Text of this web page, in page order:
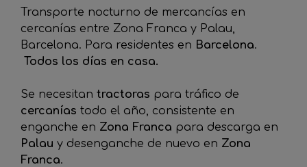
Transporte nocturno de mercancías en
cercanías entre Zona Franca y Palau,
Barcelona. Para residentes en Barcelona.
Todos los días en casa.
Se necesitan tractoras para tráfico de
cercanías todo el año, consistente en
enganche en Zona Franca para descarga en
Palau y desenganche de nuevo en Zona
Franca.